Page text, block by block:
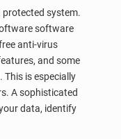
system.
software
anti-virus
and some
This is especially
A sophisticated
data, identify